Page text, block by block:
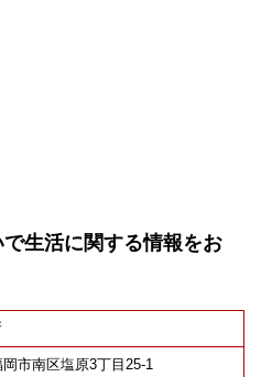
生活に関する情報をお
市南区塩原3丁目25-1